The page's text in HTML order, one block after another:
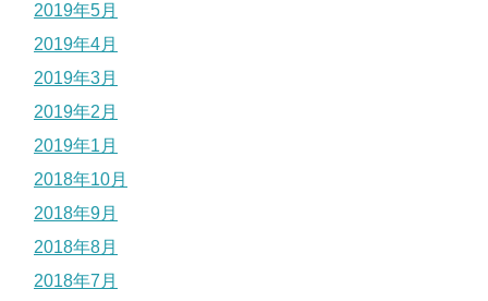
2019年5月
2019年4月
2019年3月
2019年2月
2019年1月
2018年10月
2018年9月
2018年8月
2018年7月